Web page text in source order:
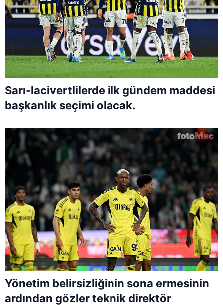
Sarı-lacivertlilerde ilk gündem maddesi
başkanlık seçimi olacak.
Yönetim belirsizliğinin sona ermesinin
ardından gözler teknik direktör